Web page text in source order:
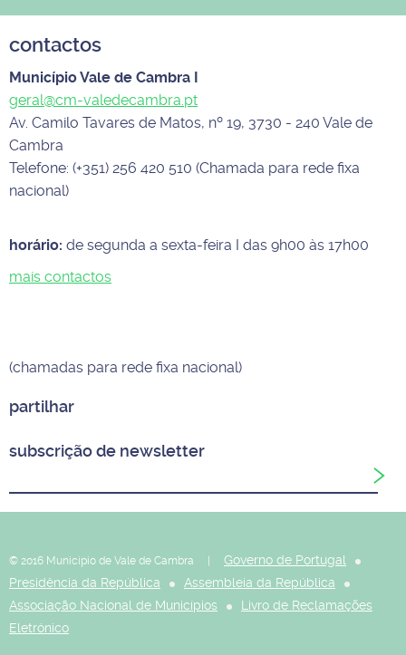
contactos
Município Vale de Cambra I
geral@cm-valedecambra.pt
Av. Camilo Tavares de Matos, nº 19, 3730 - 240 Vale de
Cambra
Telefone: (+351) 256 420 510 (Chamada para rede fixa
nacional)
horário: de segunda a sexta-feira I das 9h00 às 17h00
mais contactos
(chamadas para rede fixa nacional)
partilhar
subscrição de newsletter
© 2016 Município de Vale de Cambra |
Governo de Portugal
Presidência da República
Assembleia da República
Associação Nacional de Municípios
Livro de Reclamações
Eletrónico